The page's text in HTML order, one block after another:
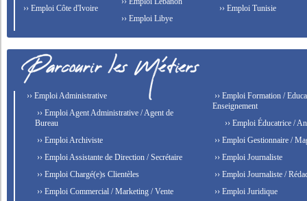
›› Emploi Côte d'Ivoire
›› Emploi Libye
›› Emploi Tunisie
›› Emploi Administrative
›› Emploi Agent Administrative / Agent de
Bureau
›› Emploi Archiviste
›› Emploi Assistante de Direction / Secrétaire
›› Emploi Chargé(e)s Clientèles
›› Emploi Commercial / Marketing / Vente
›› Emploi Formation /
Enseignement
›› Emploi Éducatrice /
›› Emploi Gestionnaire /
›› Emploi Journaliste
›› Emploi Journaliste /
›› Emploi Juridique